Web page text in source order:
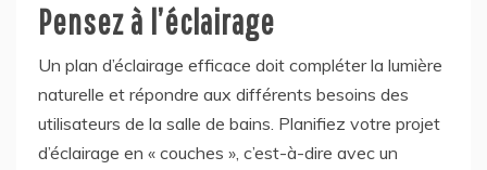
Pensez à l’éclairage
Un plan d’éclairage efficace doit compléter la lumière
naturelle et répondre aux différents besoins des
utilisateurs de la salle de bains. Planifiez votre projet
d’éclairage en « couches », c’est-à-dire avec un